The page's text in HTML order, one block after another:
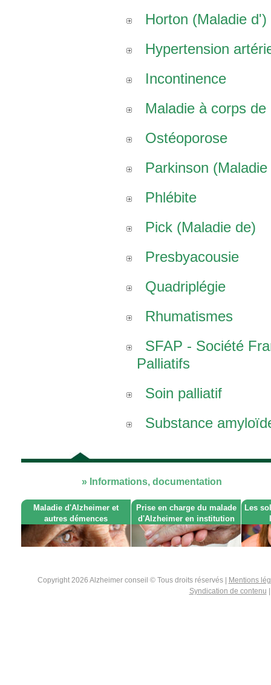
Horton (Maladie d')
Hypertension
Incontinence
Maladie à corps de
Ostéoporose
Parkinson (Maladie
Phlébite
Pick (Maladie de)
Presbyacousie
Quadriplégie
Rhumatismes
SFAP - Société
Palliatifs
Soin palliatif
Substance
» Informations, documentation
Maladie d'Alzheimer et
autres démences
Prise en charge du malade
d'Alzheimer en institution
Les
Copyright 2026 Alzheimer conseil © Tous droits réservés |
Mentions
Syndication de contenu